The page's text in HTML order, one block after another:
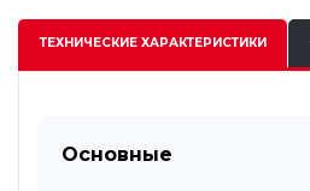
ТЕХНИЧЕСКИЕХАРАКТЕРИСТИКИ
Основные